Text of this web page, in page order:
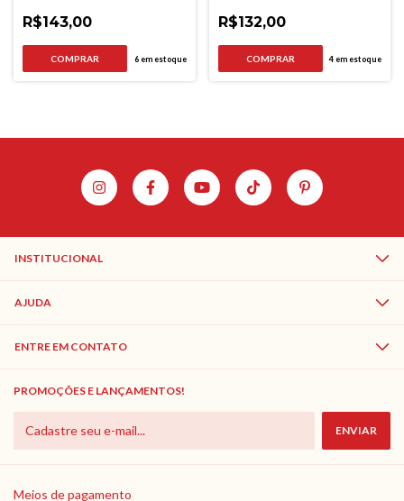
R$143,00
6em estoque
R$132,00
4em estoque
INSTITUCIONAL
AJUDA
ENTRE EM CONTATO
PROMOÇÕES E LANÇAMENTOS!
Meios de pagamento